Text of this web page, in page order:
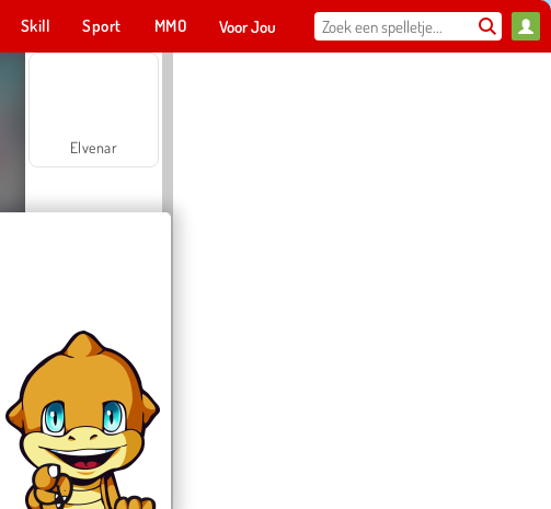
Skill Sport MMO Voor Jou
Elvenar